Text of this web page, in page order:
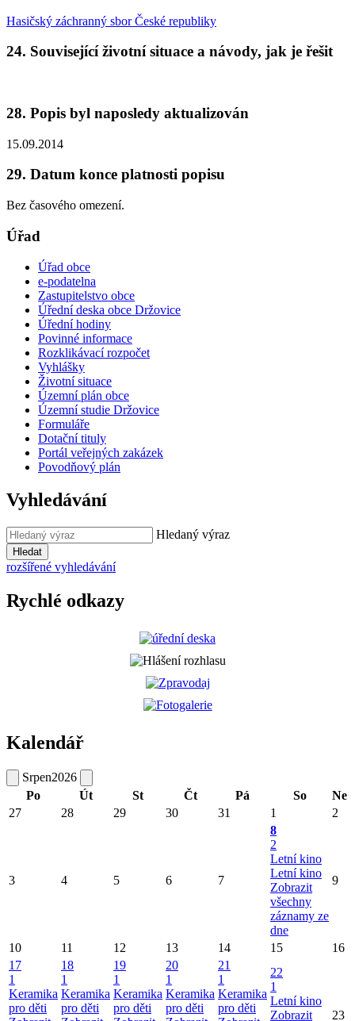
Hasičský záchranný sbor České republiky
24. Související životní situace a návody, jak je řešit
28. Popis byl naposledy aktualizován
15.09.2014
29. Datum konce platnosti popisu
Bez časového omezení.
Úřad
Úřad obce
e-podatelna
Zastupitelstvo obce
Úřední deska obce Držovice
Úřední hodiny
Povinné informace
Rozklikávací rozpočet
Vyhlášky
Životní situace
Územní plán obce
Územní studie Držovice
Formuláře
Dotační tituly
Portál veřejných zakázek
Povodňový plán
Vyhledávání
Hledaný výraz
Hledat
rozšířené vyhledávání
Rychlé odkazy
Kalendář
Srpen2026
Po
Út St Čt Pá So
Ne
27
28 29 30 31 1 2
3 4 5 6 7
8
2
Letní kino
Letní kino
Zobrazit
všechny
záznamy ze
dne
9
10 11 12 13 14 15
16
17
1
Keramika
pro děti
18
1
Keramika
pro děti
19
1
Keramika
pro děti
20
1
Keramika
pro děti
21
1
Keramika
pro děti
22
1
Letní kino
Zobrazit
23